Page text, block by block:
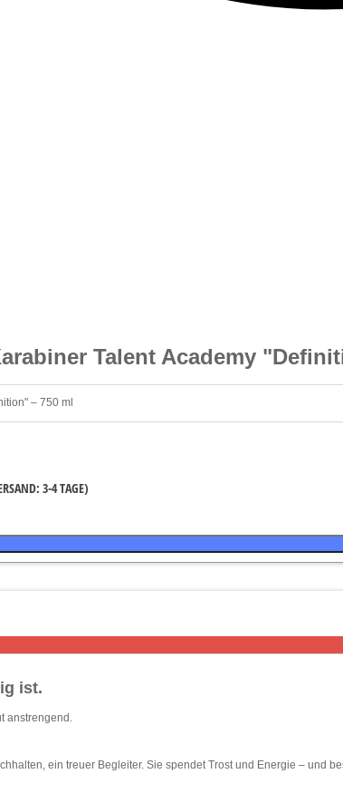
Talent Academy
3-4 TAGE)
ist.
anstrengend.
ein treuer Begleiter. Sie spendet Trost und Energie – und